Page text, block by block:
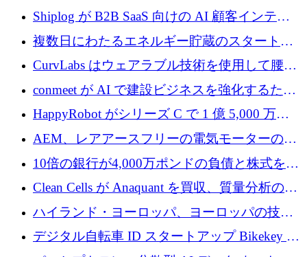
Monava が資金調達ラウンドを終了
Shiplog が B2B SaaS 向けの AI 顧客インテリ
ジェンスを構築するために 100 万ドルを調達
複数日にわたるエネルギー貯蔵のスタートア
ップ、Ore Energy が新たな投資ラウンドで
4,300 万ドルを獲得
CurvLabs はウェアラブル技術を使用して腰痛
治療をどのように再考しているか
conmeet が AI で建設ビジネスを強化するため
に 600 万ユーロを調達
HappyRobot がシリーズ C で 1 億 5,000 万ド
ルを獲得し、企業運営向けにエージェント AI
を拡張
AEM、レアアースフリーの電気モーターの革
新を加速するために1,600万ポンドを確保
10倍の銀行が4,000万ポンドの負債と株式を調
達
Clean Cells が Anaquant を買収、質量分析の専
門知識によるバイオ医薬品の品質管理を拡大
ハイランド・ヨーロッパ、ヨーロッパの技術
規模拡大を支援するために11億ユーロのファ
ンドVIを閉鎖
デジタル自転車 ID スタートアップ Bikekey が